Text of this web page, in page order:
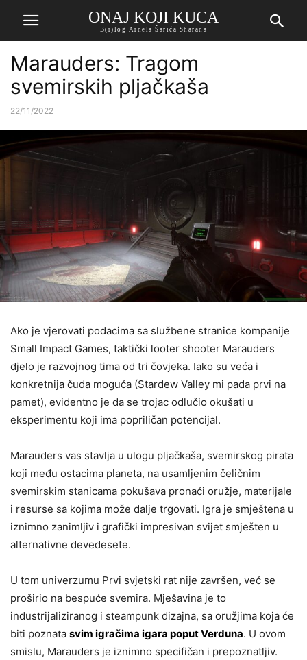
ONAJ KOJI KUCA
B(r)log Arnela Šarića Sharana
Marauders: Tragom
svemirskih pljačkaša
22/11/2022
Ako je vjerovati podacima sa službene stranice kompanije
Small Impact Games, taktički looter shooter Marauders
djelo je razvojnog tima od tri čovjeka. Iako su veća i
konkretnija čuda moguća (Stardew Valley mi pada prvi na
pamet), evidentno je da se trojac odlučio okušati u
eksperimentu koji ima popriličan potencijal.
Marauders vas stavlja u ulogu pljačkaša, svemirskog pirata
koji među ostacima planeta, na usamljenim čeličnim
svemirskim stanicama pokušava pronaći oružje, materijale
i resurse sa kojima može dalje trgovati. Igra je smještena u
iznimno zanimljiv i grafički impresivan svijet smješten u
alternativne devedesete.
U tom univerzumu Prvi svjetski rat nije završen, već se
proširio na bespuće svemira. Mješavina je to
industrijaliziranog i steampunk dizajna, sa oružjima koja će
biti poznata svim igračima igara poput Verduna. U ovom
smislu, Marauders je iznimno specifičan i prepoznatljiv.